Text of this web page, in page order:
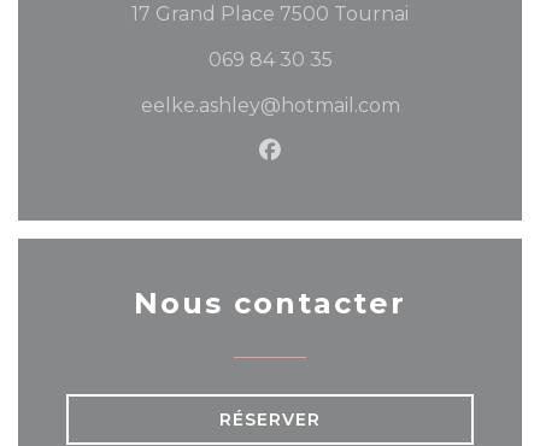
17 Grand Place 7500 Tournai
069 84 30 35
eelke.ashley@hotmail.com
Facebook ((ouvre une
Nous contacter
RÉSERVER